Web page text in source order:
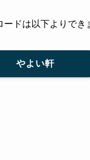
ドは以下よりでき
やよい軒